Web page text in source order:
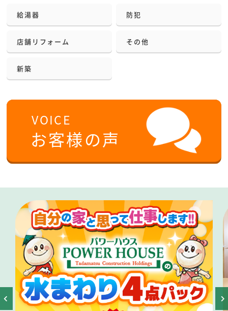
給湯器 防犯
店舗リフォーム その他
新築